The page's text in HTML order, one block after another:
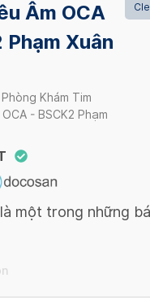
Âm OCA
Phạm Xuân
Phòng Khám Tim
- BSCK2 Phạm
một trong những